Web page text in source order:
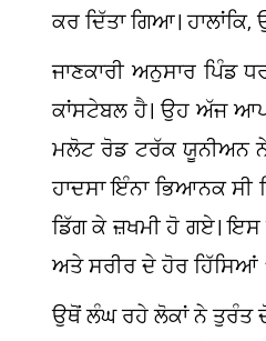
ਕਰ ਦਿੱਤਾ ਗਿਆ।
ਜਾਣਕਾਰੀ ਅਨੁਸਾਰ ਪਿੰਡ
ਕਾਂਸਟੇਬਲ ਹੈ। ਉਹ ਅੱਜ
ਮਲੋਟ ਰੋਡ ਟਰੱਕ ਯੂਨੀਅਨ
ਹਾਦਸਾ ਇੰਨਾ ਭਿਆਨਕ
ਡਿੱਗ ਕੇ ਜ਼ਖਮੀ ਹੋ ਗਏ। ਇਸ
ਅਤੇ ਸਰੀਰ ਦੇ ਹੋਰ ਹਿੱਸਿਆਂ
ਉਥੋਂ ਲੰਘ ਰਹੇ ਲੋਕਾਂ ਨੇ ਤੁਰੰਤ